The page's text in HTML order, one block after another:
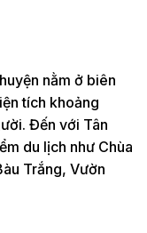
nằm ở biên
tích khoảng
Đến với Tân
du lịch như Chùa
Trắng, Vườn